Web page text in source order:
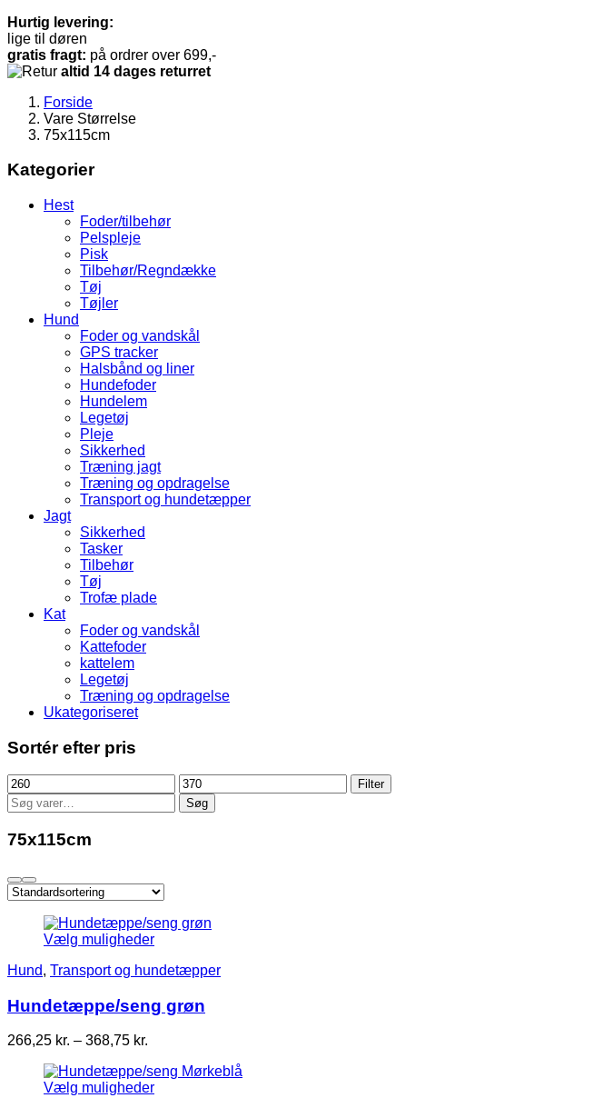
Hurtig levering:
lige til døren
gratis fragt: på ordrer over 699,-
altid 14 dages returret
Forside
Vare Størrelse
75x115cm
Kategorier
Hest
Foder/tilbehør
Pelspleje
Pisk
Tilbehør/Regndække
Tøj
Tøjler
Hund
Foder og vandskål
GPS tracker
Halsbånd og liner
Hundefoder
Hundelem
Legetøj
Pleje
Sikkerhed
Træning jagt
Træning og opdragelse
Transport og hundetæpper
Jagt
Sikkerhed
Tasker
Tilbehør
Tøj
Trofæ plade
Kat
Foder og vandskål
Kattefoder
kattelem
Legetøj
Træning og opdragelse
Ukategoriseret
Sortér efter pris
Mindste
pris
Højeste
pris
Filter
Søg
efter:
Søg
75x115cm
Vælg muligheder
Hund, Transport og hundetæpper
Hundetæppe/seng grøn
266,25 kr. – 368,75 kr.
til
368,75 kr.
Vælg muligheder